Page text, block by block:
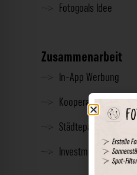
Fotogoals Idee
Zusammenarbeit
In-App Werbung
Kooperationen
Städtepartnerschaft
Investment & Presse